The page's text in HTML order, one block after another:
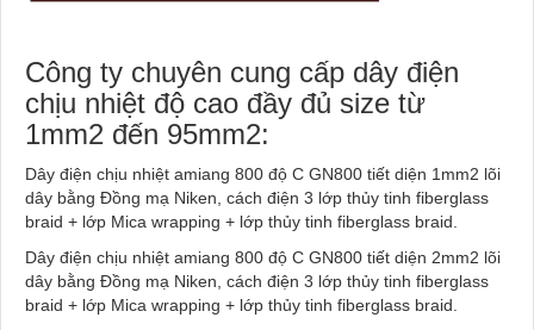
Công ty chuyên cung cấp dây điện
chịu nhiệt độ cao đầy đủ size từ
1mm2 đến 95mm2:
Dây điện chịu nhiệt amiang 800 độ C GN800 tiết diện 1mm2 lõi
dây bằng Đồng mạ Niken, cách điện 3 lớp thủy tinh fiberglass
braid + lớp Mica wrapping + lớp thủy tinh fiberglass braid.
Dây điện chịu nhiệt amiang 800 độ C GN800 tiết diện 2mm2 lõi
dây bằng Đồng mạ Niken, cách điện 3 lớp thủy tinh fiberglass
braid + lớp Mica wrapping + lớp thủy tinh fiberglass braid.